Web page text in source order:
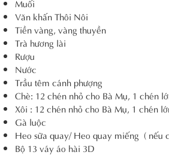
Muối
Văn khấn Thôi Nôi
Tiền vàng, vàng thuyền
Trà hương lài
Rượu
Nước
Trầu têm cánh phượng
Chè: 12 chén nhỏ cho Bà Mụ, 1 chén
Xôi : 12 chén nhỏ cho Bà Mụ, 1 chén
Gà luộc
Heo sữa quay/ Heo quay miếng ( nếu
Bộ 13 váy áo hài 3D